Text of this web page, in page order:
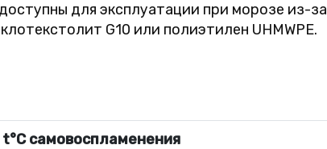
для эксплуатации при морозе из-за
G10 или полиэтилен UHMWPE.
t°C самовоспламенения